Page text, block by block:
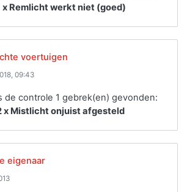
x Remlicht werkt niet (goed)
voertuigen
09:43
de controle 1 gebrek(en) gevonden:
x Mistlicht onjuist afgesteld
eigenaar